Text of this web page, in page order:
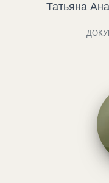
Татьяна